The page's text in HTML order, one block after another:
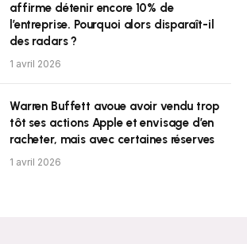
affirme détenir encore 10% de
l’entreprise. Pourquoi alors disparaît-il
des radars ?
1 avril 2026
Warren Buffett avoue avoir vendu trop
tôt ses actions Apple et envisage d’en
racheter, mais avec certaines réserves
1 avril 2026